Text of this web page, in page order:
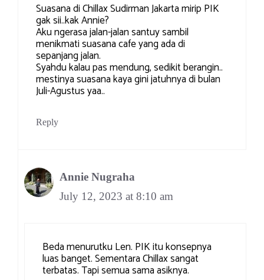
Suasana di Chillax Sudirman Jakarta mirip PIK
gak sii..kak Annie?
Aku ngerasa jalan-jalan santuy sambil
menikmati suasana cafe yang ada di
sepanjang jalan.
Syahdu kalau pas mendung, sedikit berangin..
mestinya suasana kaya gini jatuhnya di bulan
Juli-Agustus yaa..
Reply
Annie Nugraha
July 12, 2023 at 8:10 am
Beda menurutku Len. PIK itu konsepnya
luas banget. Sementara Chillax sangat
terbatas. Tapi semua sama asiknya.